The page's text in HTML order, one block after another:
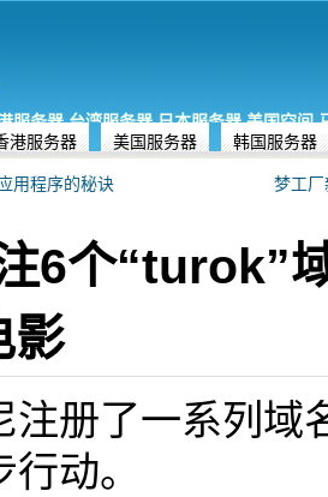
服务器,台湾服务器,日本服务器,美国空间
港服务器 美国服务器
韩国服务器
用程序的秘诀
梦工厂
6个“turok”
影
注册了一系列域
动。